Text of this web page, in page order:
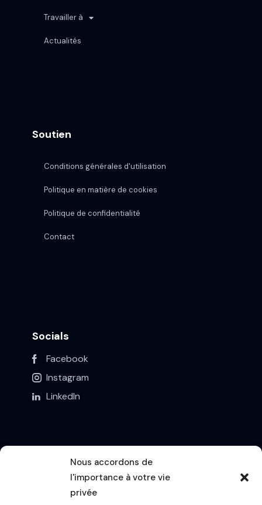
Nous accordons de
l'importance à votre vie
privée
Travailler à
Actualités
Soutien
Conditions générales d'utilisation
Politique en matière de cookies
Politique de confidentialité
Contact
Socials
Facebook
Instagram
LinkedIn
Contact